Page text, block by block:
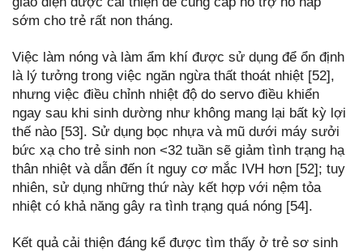
sớm cho trẻ rất non tháng.
Việc làm nóng và làm ẩm khí được sử dụng để ổn định
là lý tưởng trong việc ngăn ngừa thất thoát nhiệt [52],
nhưng việc điều chỉnh nhiệt độ do servo điều khiển
ngay sau khi sinh dường như không mang lại bất kỳ lợi
thế nào [53]. Sử dụng bọc nhựa và mũ dưới máy sưởi
bức xạ cho trẻ sinh non <32 tuần sẽ giảm tình trạng hạ
thân nhiệt và dẫn đến ít nguy cơ mắc IVH hơn [52]; tuy
nhiên, sử dụng những thứ này kết hợp với nệm tỏa
nhiệt có khả năng gây ra tình trạng quá nóng [54].
Kết quả cải thiện đáng kể được tìm thấy ở trẻ sơ sinh